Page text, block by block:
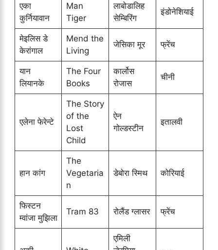
एका
कुर्नियावान
Man
Tiger
लाबोडालिह
सेम्बिरिंग
इंडोनेशियाई
मेइलिस डे
केरांगाल
Mend the
Living
जेसिका मूर फ्रेंच
यान
लियानके
The Four
Books
कार्लोस
रोजास
चीनी
एलेना फेरेन्टे
The Story
of the
Lost
Child
ऐन
गोल्डस्टीन
इतालवी
हान कांग
The
Vegetaria
n
डेबोरा स्मिथ कोरियाई
फिस्टन
म्वांजा मुझिला
Tram 83 रोलैंड ग्लासर फ्रेंच
एमिली